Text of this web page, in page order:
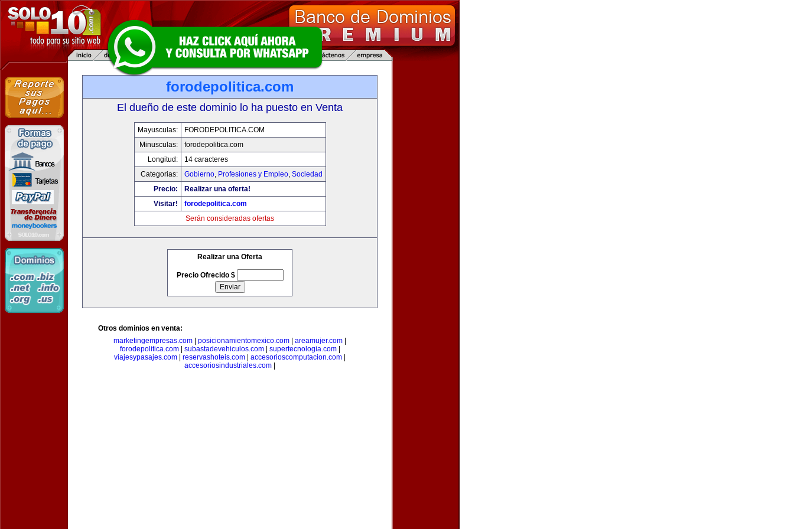
forodepolitica.com
El dueño de este dominio lo ha puesto en Venta
Mayusculas:
FORODEPOLITICA.COM
Minusculas:
forodepolitica.com
Longitud:
14 caracteres
Categorias:
Gobierno, Profesiones y Empleo, Sociedad
Precio:
Realizar una oferta!
Visitar!
forodepolitica.com
Serán consideradas ofertas
Realizar una Oferta
Precio Ofrecido $
Otros dominios en venta:
marketingempresas.com
posicionamientomexico.com areamujer.com
forodepolitica.com| subastadevehiculos.com| supertecnologia.com|
viajesypasajes.com
reservashoteis.com accesorioscomputacion.com
accesoriosindustriales.com